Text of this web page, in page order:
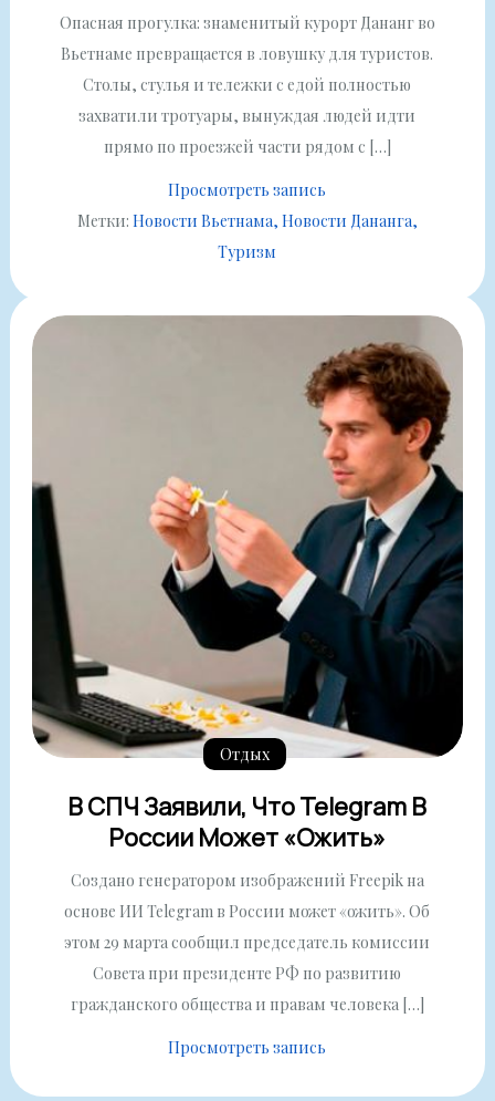
Опасная прогулка: знаменитый курорт Дананг во
Вьетнаме превращается в ловушку для туристов.
Столы, стулья и тележки с едой полностью
захватили тротуары, вынуждая людей идти
прямо по проезжей части рядом с […]
Просмотреть запись
Метки: Новости Вьетнама Новости Дананга
Туризм
Отдых
В СПЧ Заявили, Что Telegram В
России Может «ожить»
Создано генератором изображений Freepik на
основе ИИ Telegram в России может «ожить». Об
этом 29 марта сообщил председатель комиссии
Совета при президенте РФ по развитию
гражданского общества и правам человека […]
Просмотреть запись